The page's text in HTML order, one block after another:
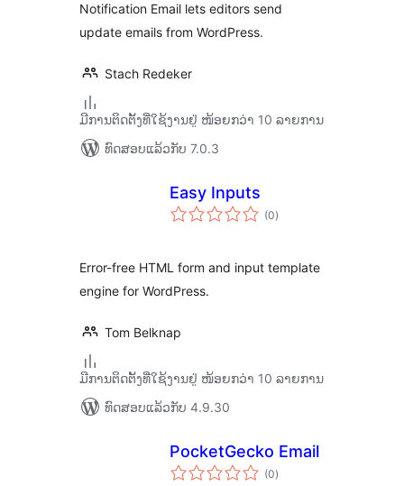
Notification Email lets editors send
update emails from WordPress.
Stach Redeker
ມີການຕິດຕັ້ງທີ່ໃຊ້ງານຢູ່ ໜ້ອຍກວ່າ 10 ລາຍການ
ທົດສອບແລ້ວກັບ 7.0.3
Easy Inputs
(0ຄະແນນ
ທັງໝົດ
)
Error-free HTML form and input template
engine for WordPress.
Tom Belknap
ມີການຕິດຕັ້ງທີ່ໃຊ້ງານຢູ່ ໜ້ອຍກວ່າ 10 ລາຍການ
ທົດສອບແລ້ວກັບ 4.9.30
PocketGecko Email
(0ຄະແນນ
ທັງໝົດ
)